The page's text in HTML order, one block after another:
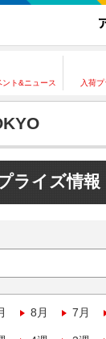
ント&ニュース 入荷
ライズ情報
8月 7月